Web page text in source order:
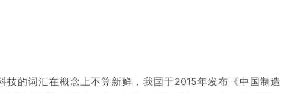
技的词汇在概念上不算新鲜，我国于2015年发布《中国制造